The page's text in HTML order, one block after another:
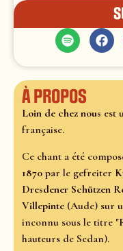
À propos
Loin de chez nous est
française.
Ce chant a été
1870 par le gefreiter
Dresdener Schützen
Villepinte (Aude) sur
inconnu sous le titre "
hauteurs de Sedan).